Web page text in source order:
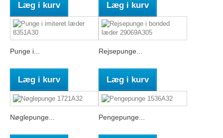
Læg i kurv Læg i kurv
Punge i...
Læg i kurv
Rejsepunge...
Læg i kurv
Nøglepunge... Pengepunge...